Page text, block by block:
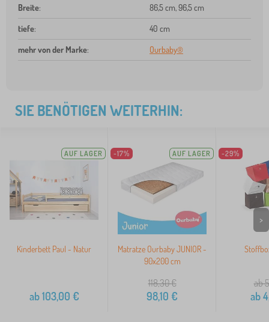
Breite: 86,5 cm, 96,5 cm
tiefe: 40 cm
mehr von der Marke: Ourbaby®
SIE BENÖTIGEN WEITERHIN:
AUF LAGER
Kinderbett Paul - Natur
ab103,00 €
-17% AUF LAGER
Matratze Ourbaby JUNIOR -
90x200 cm
118,30€
98,10 €
-29%
ab
ab
>